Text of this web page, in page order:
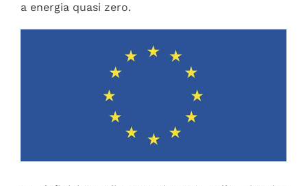
a energia quasi zero.